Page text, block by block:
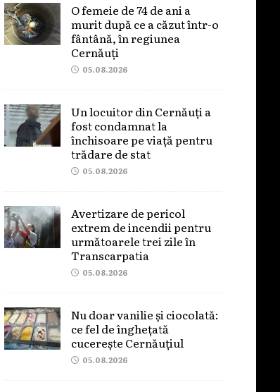
O femeie de 74 de ani a
murit după ce a căzut într-o
fântână, în regiunea
Cernăuți
05.08.2026
Un locuitor din Cernăuți a
fost condamnat la
închisoare pe viață pentru
trădare de stat
05.08.2026
Avertizare de pericol
extrem de incendii pentru
următoarele trei zile în
Transcarpatia
05.08.2026
Nu doar vanilie și ciocolată:
ce fel de înghețată
cucerește Cernăuțiul
05.08.2026